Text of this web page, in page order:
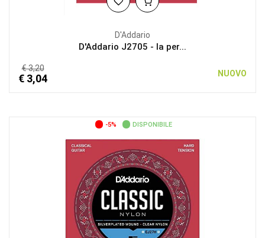
D'Addario
D'Addario J2705 - la per...
€ 3,20
€ 3,04 NUOVO
-5% DISPONIBILE